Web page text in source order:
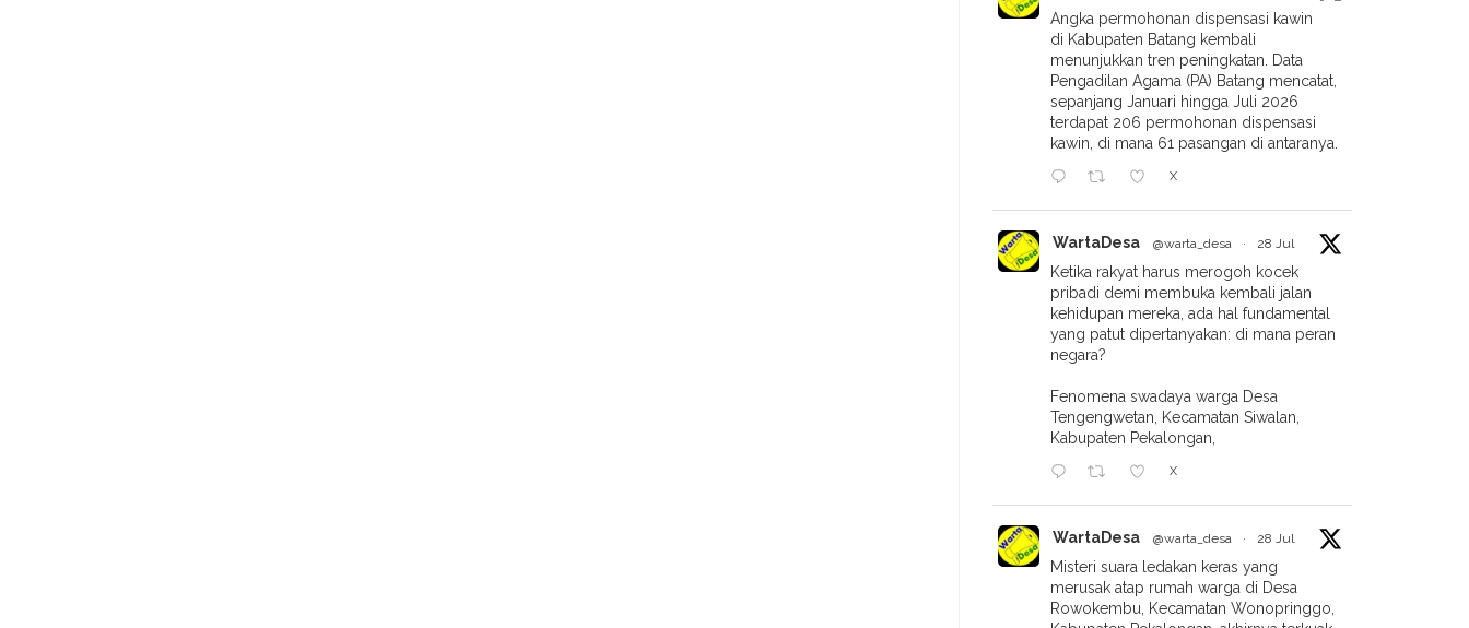
Angka permohonan dispensasi kawin
di Kabupaten Batang kembali
menunjukkan tren peningkatan. Data
Pengadilan Agama (PA) Batang mencatat,
sepanjang Januari hingga Juli 2026
terdapat 206 permohonan dispensasi
kawin, di mana 61 pasangan di antaranya.
X
WartaDesa @warta_desa · 28 Jul
Ketika rakyat harus merogoh kocek
pribadi demi membuka kembali jalan
kehidupan mereka, ada hal fundamental
yang patut dipertanyakan: di mana peran
negara?
Fenomena swadaya warga Desa
Tengengwetan, Kecamatan Siwalan,
Kabupaten Pekalongan,
X
WartaDesa @warta_desa · 28 Jul
Misteri suara ledakan keras yang
merusak atap rumah warga di Desa
Rowokembu, Kecamatan Wonopringgo,